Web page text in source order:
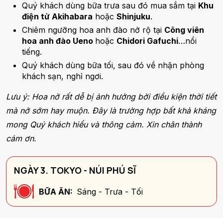
Quý khách dùng bữa trưa sau đó mua sắm tại Khu
điện tử Akihabara hoặc Shinjuku.
Chiêm ngưỡng hoa anh đào nở rộ tại Công viên
hoa anh đào Ueno hoặc Chidori Gafuchi…nổi
tiếng.
Quý khách dùng bữa tối, sau đó về nhận phòng
khách sạn, nghỉ ngơi.
Lưu ý: Hoa nở rất dễ bị ảnh hưởng bởi điều kiện thời tiết
mà nở sớm hay muộn. Đây là trường hợp bất khả kháng
mong Quý khách hiểu và thông cảm. Xin chân thành
cám ơn.
NGÀY 3. TOKYO - NÚI PHÚ SĨ
BỮA ĂN: Sáng - Trưa - Tối